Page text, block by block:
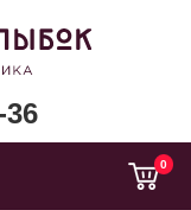
36
0